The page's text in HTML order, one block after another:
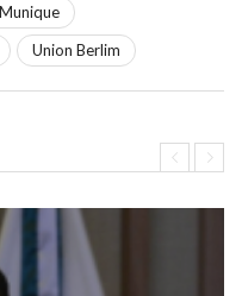
Union Berlim